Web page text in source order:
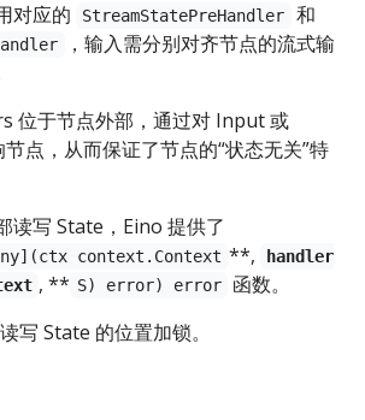
对应的
StreamStatePreHandler 和
，输入需分别对齐节点的流式输
位于节点外部，通过对 Input 或
点，从而保证了节点的“状态无关”特
读写 State，Eino 提供了
context.Context **,
handler
, ** S) error) error
函数。
写 State 的位置加锁。